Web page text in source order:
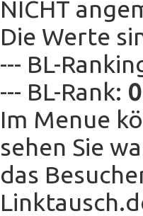
NICHT
Die Werte
--- BL-
--- BL-Rank: 0
Im Menue
sehen Sie
das